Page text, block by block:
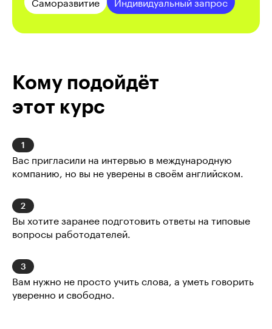
Кому подойдёт
этот курс
1
Вас пригласили на интервью в международную
компанию, но вы не уверены в своём английском.
2
Вы хотите заранее подготовить ответы на типовые
вопросы работодателей.
3
Вам нужно не просто учить слова, а уметь говорить
уверенно и свободно.